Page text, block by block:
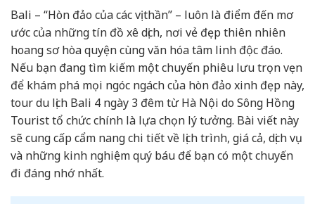
Bali – “Hòn đảo của các vị thần” – luôn là điểm đến mơ
ước của những tín đồ xê dịch, nơi vẻ đẹp thiên nhiên
hoang sơ hòa quyện cùng văn hóa tâm linh độc đáo.
Nếu bạn đang tìm kiếm một chuyến phiêu lưu trọn vẹn
để khám phá mọi ngóc ngách của hòn đảo xinh đẹp này,
tour du lịch Bali 4 ngày 3 đêm từ Hà Nội do Sông Hồng
Tourist tổ chức chính là lựa chọn lý tưởng. Bài viết này
sẽ cung cấp cẩm nang chi tiết về lịch trình, giá cả, dịch vụ
và những kinh nghiệm quý báu để bạn có một chuyến
đi đáng nhớ nhất.